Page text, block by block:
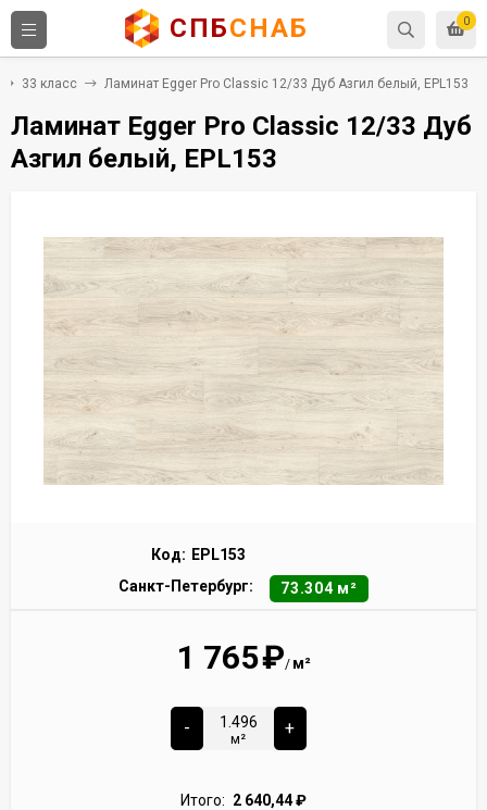
0
СПБСНАБ
33 класс Ламинат Egger Pro Classic 12/33 Дуб Азгил белый, EPL153
Ламинат Egger Pro Classic 12/33 Дуб
Азгил белый, EPL153
Код: EPL153
Санкт-Петербург:
73.304 м²
1 765₽/ м²
-
м²
+
Итого: 2 640,44₽